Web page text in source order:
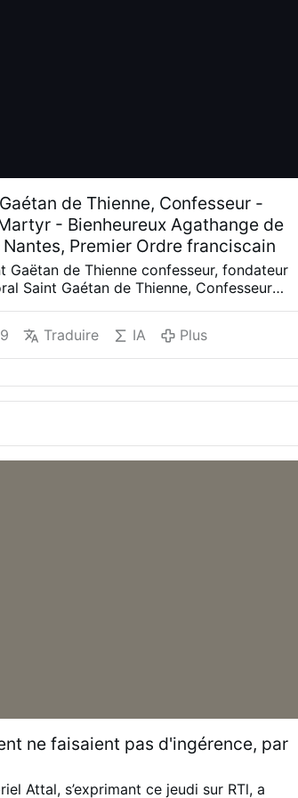
de Thienne, Confesseur -
- Bienheureux Agathange de
Premier Ordre franciscain
Gaëtan de Thienne confesseur, fondateur
Saint Gaétan de Thienne, Confesseur
lui dès ses tendres années, que tout le
avoir obtenu à Padoue le grade de
il partit pour Rome, où le Pape Jules II
à ses propres frais, il y servait lui-même
qu’il ne cessa de déployer pour le salut
Chasseur d’âmes. Les mœurs du clergé
Traduire IA Plus
ne faisaient pas d'ingérence, par
Attal, s’exprimant ce jeudi sur RTl, a